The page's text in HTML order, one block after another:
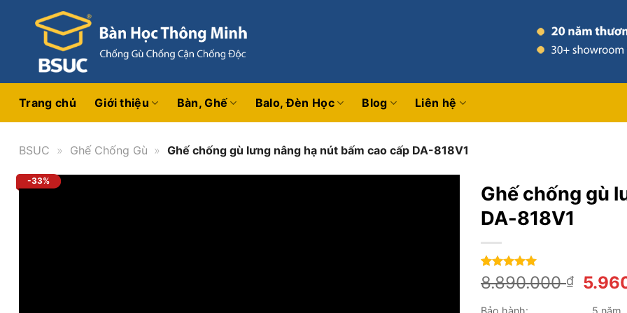
Trang chủ Giới thiệu Bàn, Ghế Balo, Đèn Học Blog Liên hệ
BSUC » Ghế Chống Gù » Ghế chống gù lưng nâng hạ nút bấm cao cấp DA-818V1
-33%
Ghế chống gù
DA-818V1
4.96trên 5
dựa trên
25
8.890.000₫
Giá
Bảo hành:
5 năm